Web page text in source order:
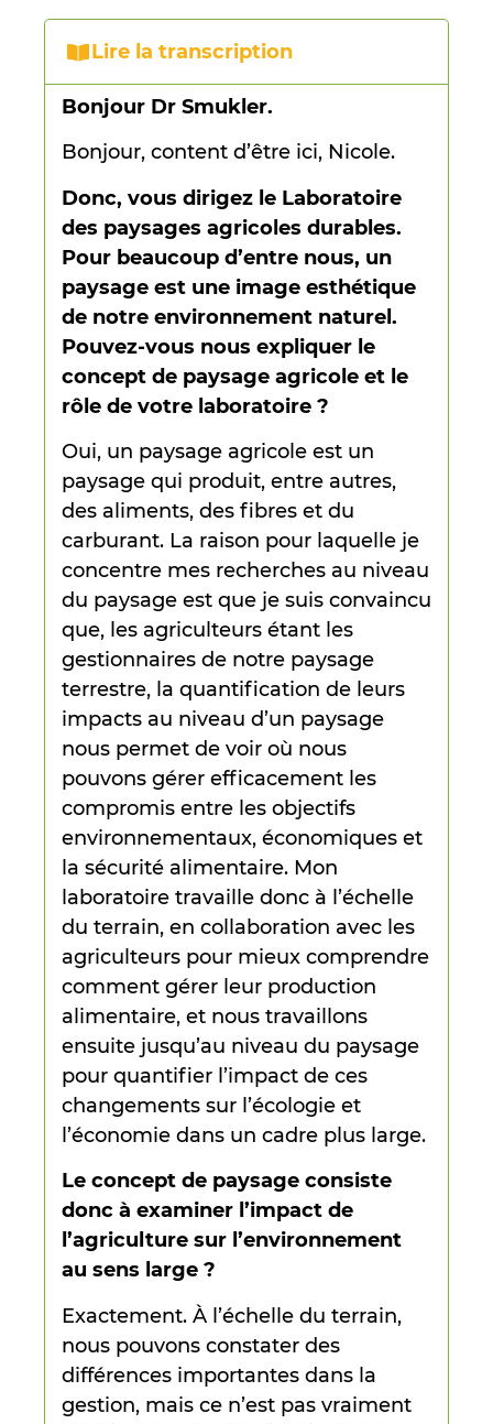
Lire la transcription
Bonjour Dr Smukler.
Bonjour, content d’être ici, Nicole.
Donc, vous dirigez le Laboratoire
des paysages agricoles durables.
Pour beaucoup d’entre nous, un
paysage est une image esthétique
de notre environnement naturel.
Pouvez-vous nous expliquer le
concept de paysage agricole et le
rôle de votre laboratoire ?
Oui, un paysage agricole est un
paysage qui produit, entre autres,
des aliments, des fibres et du
carburant. La raison pour laquelle je
concentre mes recherches au niveau
du paysage est que je suis convaincu
que, les agriculteurs étant les
gestionnaires de notre paysage
terrestre, la quantification de leurs
impacts au niveau d’un paysage
nous permet de voir où nous
pouvons gérer efficacement les
compromis entre les objectifs
environnementaux, économiques et
la sécurité alimentaire. Mon
laboratoire travaille donc à l’échelle
du terrain, en collaboration avec les
agriculteurs pour mieux comprendre
comment gérer leur production
alimentaire, et nous travaillons
ensuite jusqu’au niveau du paysage
pour quantifier l’impact de ces
changements sur l’écologie et
l’économie dans un cadre plus large.
Le concept de paysage consiste
donc à examiner l’impact de
l’agriculture sur l’environnement
au sens large ?
Exactement. À l’échelle du terrain,
nous pouvons constater des
différences importantes dans la
gestion, mais ce n’est pas vraiment